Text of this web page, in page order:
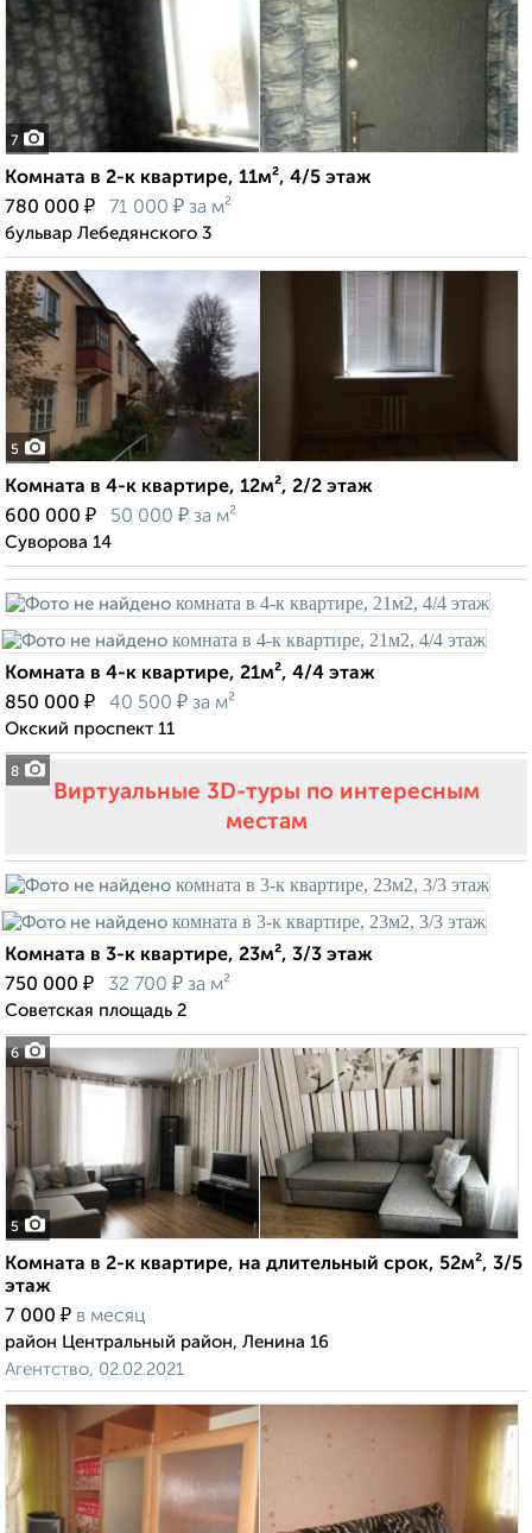
7
Комната в 2-к квартире, 11м², 4/5 этаж
780 000 ₽ 71 000 ₽ за м²
бульвар Лебедянского 3
5
Комната в 4-к квартире, 12м², 2/2 этаж
600 000 ₽ 50 000 ₽ за м²
Суворова 14
8
Комната в 4-к квартире, 21м², 4/4 этаж
850 000 ₽ 40 500 ₽ за м²
Окский проспект 11
Виртуальные 3D-туры по интересным
местам
6
Комната в 3-к квартире, 23м², 3/3 этаж
750 000 ₽ 32 700 ₽ за м²
Советская площадь 2
5
Комната в 2-к квартире, на длительный срок, 52м², 3/5
этаж
7 000 ₽ в месяц
район Центральный район, Ленина 16
Агентство, 02.02.2021